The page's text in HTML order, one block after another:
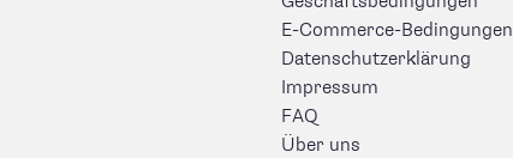
E-Commerce-Bedingungen
Datenschutzerklärung
Impressum
FAQ
Über uns